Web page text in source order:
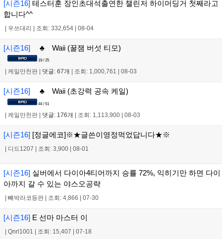
[시즌16] 테스터훈 장인초대석출연한 챌린저 하이머딩거 첫째라고
합니다^^
우쓰대리 조회: 332,654 08-04
[시즌16] ♣ Waii (꿀잼 버섯 티모)
19 / 25
케일만천판 댓글: 67개 조회: 1,000,761 08-03
[시즌16] ♣ Waii (초강력 공속 케일)
44 / 51
| 케일만천판 | 댓글: 176개 | 조회: 1,113,900 | 08-03
[시즌16] [정글에코]※★글쓴이영정먹었답니다★※
| 디드1207 | 조회: 3,900 | 08-01
[시즌16] 실버에서 다이아4티어까지 승률 72%, 익히기만 하면 다이
아까지 갈 수 있는 야스오공략
| 빼박라코등판 | 조회: 4,866 | 07-30
[시즌16] E 선마 마스터 이
| Qnrl1001 | 조회: 15,407 | 07-18